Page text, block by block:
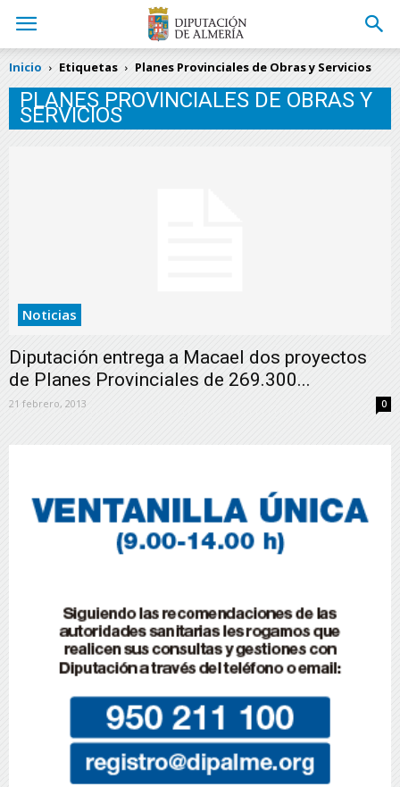
Inicio Etiquetas Planes Provinciales de Obras y Servicios
PLANES PROVINCIALES DE OBRAS Y
SERVICIOS
Noticias
Diputación entrega a Macael dos proyectos
de Planes Provinciales de 269.300...
21 febrero, 2013 0